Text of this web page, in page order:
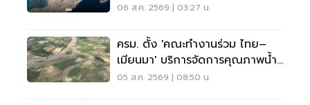
06 ส.ค. 2569 | 03:27 น.
ครม. ตั้ง 'คณะทำงานร่วม ไทย–
เมียนมา' บริการจัดการคุณภาพน้ำ
ข้ามแดน
05 ส.ค. 2569 | 08:50 น.